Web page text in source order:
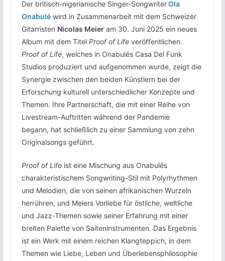
Der britisch-nigerianische Singer-SongwriterOla
Onabuléwird in Zusammenarbeit mit dem Schweizer
Gitarristen Nicolas Meieram 30. Juni 2025 ein neues
Album mit dem Titel Proof of Lifeveröffentlichen.
Proof of Life, welches in Onabulés Casa Del Funk
Studios produziert und aufgenommen wurde, zeigt die
Synergie zwischen den beiden Künstlern bei der
Erforschung kulturell unterschiedlicher Konzepte und
Themen. Ihre Partnerschaft, die mit einer Reihe von
Livestream-Auftritten während der Pandemie
begann, hat schließlich zu einer Sammlung von zehn
Originalsongs geführt.
Proof of Lifeist eine Mischung aus Onabulés
charakteristischem Songwriting-Stil mit Polyrhythmen
und Melodien, die von seinen afrikanischen Wurzeln
herrühren, und Meiers Vorliebe für östliche, weltliche
und Jazz-Themen sowie seiner Erfahrung mit einer
breiten Palette von Saiteninstrumenten. Das Ergebnis
ist ein Werk mit einem reichen Klangteppich, in dem
Themen wie Liebe, Leben und Überlebensphilosophie